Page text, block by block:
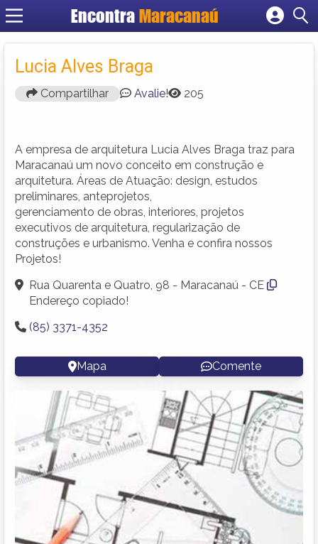
Encontra Maracanaú
Cadastrar empresa
Criar conta
Lucia Alves Braga
Compartilhar Avalie! 205
A empresa de arquitetura Lucia Alves Braga traz para
Maracanaú um novo conceito em construção e
arquitetura. Áreas de Atuação: design, estudos
preliminares, anteprojetos,
gerenciamento de obras, interiores, projetos
executivos de arquitetura, regularização de
construções e urbanismo. Venha e confira nossos
Projetos!
Rua Quarenta e Quatro, 98 - Maracanaú - CE
Endereço copiado!
(85) 3371-4352
Mapa Comente